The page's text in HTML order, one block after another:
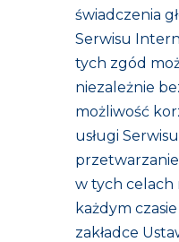
świadczenia
Serwisu
tych zgód
niezależnie
możliwość
usługi
w tych celach
każdym
zakładce